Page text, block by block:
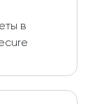
в